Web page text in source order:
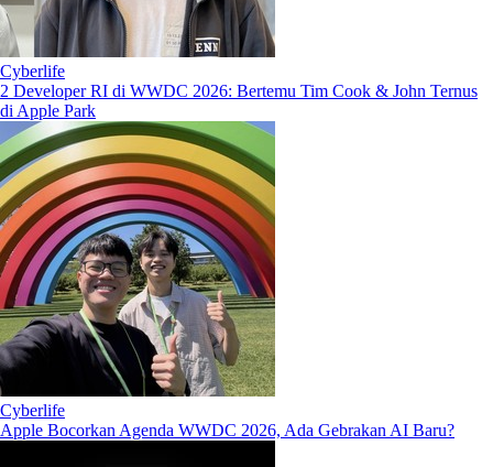
Cyberlife
2 Developer RI di WWDC 2026: Bertemu Tim Cook & John Ternus
di Apple Park
Cyberlife
Apple Bocorkan Agenda WWDC 2026, Ada Gebrakan AI Baru?